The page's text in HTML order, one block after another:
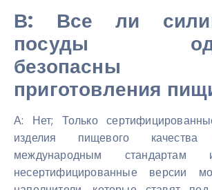
В: Все ли
посуды
приготовления
А: Нет; Только
изделия пищевого качества
международным стандартам
несертифицированные версии